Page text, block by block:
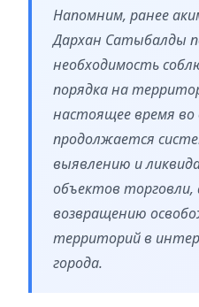
Напомним, ранее
Дархан Сатыбалды
необходимость
порядка на
настоящее время во
продолжается
выявлению и
объектов
возвращению
территорий в
города.